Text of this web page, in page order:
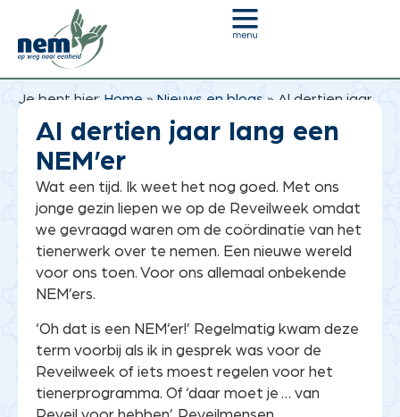
Je bent hier: Home»Nieuws en blogs» Al dertien jaar
lang een NEM’er
Al dertien jaar lang een
NEM’er
Wat een tijd. Ik weet het nog goed. Met ons
jonge gezin liepen we op de Reveilweek omdat
we gevraagd waren om de coördinatie van het
tienerwerk over te nemen. Een nieuwe wereld
voor ons toen. Voor ons allemaal onbekende
NEM’ers.
‘Oh dat is een NEM’er!’ Regelmatig kwam deze
term voorbij als ik in gesprek was voor de
Reveilweek of iets moest regelen voor het
tienerprogramma. Of ‘daar moet je … van